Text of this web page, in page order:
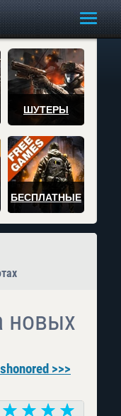
ШУТЕРЫ
БЕСПЛАТНЫЕ
новых
>>>